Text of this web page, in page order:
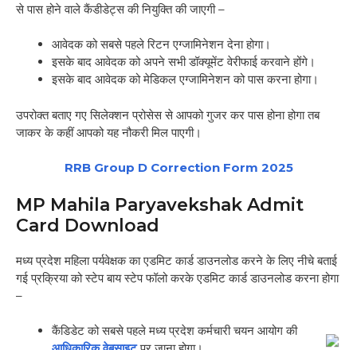
से पास होने वाले कैंडीडेट्स की नियुक्ति की जाएगी –
आवेदक को सबसे पहले रिटन एग्जामिनेशन देना होगा।
इसके बाद आवेदक को अपने सभी डॉक्यूमेंट वेरीफाई करवाने होंगे।
इसके बाद आवेदक को मेडिकल एग्जामिनेशन को पास करना होगा।
उपरोक्त बताए गए सिलेक्शन प्रोसेस से आपको गुजर कर पास होना होगा तब
जाकर के कहीं आपको यह नौकरी मिल पाएगी।
RRB Group D Correction Form 2025
MP Mahila Paryavekshak Admit
Card Download
मध्य प्रदेश महिला पर्यवेक्षक का एडमिट कार्ड डाउनलोड करने के लिए नीचे बताई
गई प्रक्रिया को स्टेप बाय स्टेप फॉलो करके एडमिट कार्ड डाउनलोड करना होगा
–
कैंडिडेट को सबसे पहले मध्य प्रदेश कर्मचारी चयन आयोग की